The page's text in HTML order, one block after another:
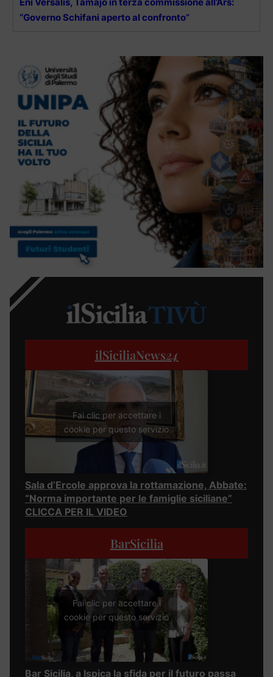
“Governo Schifani aperto al confronto”
ilSiciliaNews24
Fai clic per accettare i
cookie per questo servizio
Sala d’Ercole approva la rottamazione, Abbate:
“Norma importante per le famiglie siciliane”
CLICCA PER IL VIDEO
BarSicilia
Fai clic per accettare i
cookie per questo servizio
Bar Sicilia, a Ispica la sfida per il futuro passa